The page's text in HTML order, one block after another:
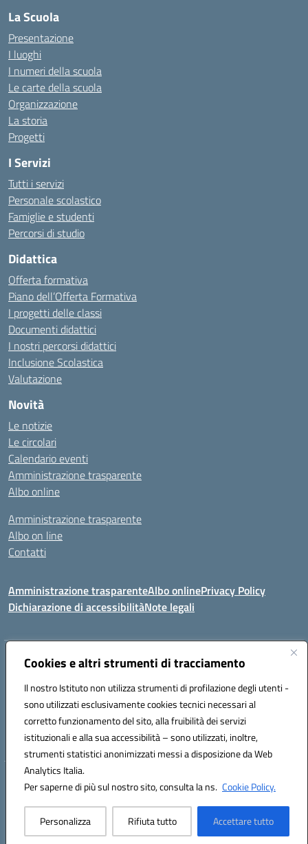
Cookies e altri strumenti di tracciamento
Il nostro Istituto non utilizza strumenti di profilazione degli utenti -
sono utilizzati esclusivamente cookies tecnici necessari al
corretto funzionamento del sito, alla fruibilità dei servizi
istituzionali e alla sua accessibilità – sono utilizzati, inoltre,
strumenti statistici anonimizzati messi a disposizione da Web
Analytics Italia.
Per saperne di più sul nostro sito, consulta la ns. Cookie Policy.
Personalizza Rifiuta tutto Accettare tutto
La Scuola
Presentazione
I luoghi
I numeri della scuola
Le carte della scuola
Organizzazione
La storia
Progetti
I Servizi
Tutti i servizi
Personale scolastico
Famiglie e studenti
Percorsi di studio
Didattica
Offerta formativa
Piano dell’Offerta Formativa
I progetti delle classi
Documenti didattici
I nostri percorsi didattici
Inclusione Scolastica
Valutazione
Novità
Le notizie
Le circolari
Calendario eventi
Amministrazione trasparente
Albo online
Amministrazione trasparente
Albo on line
Contatti
Amministrazione trasparenteAlbo onlinePrivacy Policy
Dichiarazione di accessibilitàNote legali
Indirizzo:Via Tirso, 07011 Bono (SS)
Posta elettronica certificata (PEC):ssic820006@pec.istruzione.it
Codice fiscale: 81000530907
Codice meccanografico: SSIC820006
Hosting & Powered by 3D Solution S.r.l.
Concept & Design by Designers Italia